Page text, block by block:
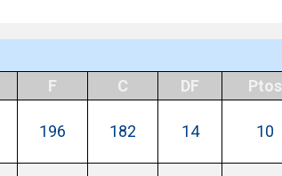
F C DF Ptos
196 182 14 10